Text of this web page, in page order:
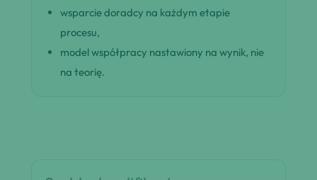
wsparcie doradcy na każdym etapie
procesu,
model współpracy nastawiony na wynik, nie
na teorię.